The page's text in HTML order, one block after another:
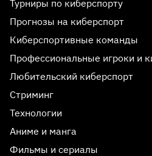
Турниры по киберспорту
Прогнозы на киберспорт
Киберспортивные команды
Профессиональные игроки и
Любительский киберспорт
Стриминг
Технологии
Аниме и манга
Фильмы и сериалы